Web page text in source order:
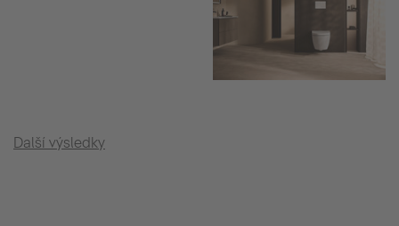
Další výsledky